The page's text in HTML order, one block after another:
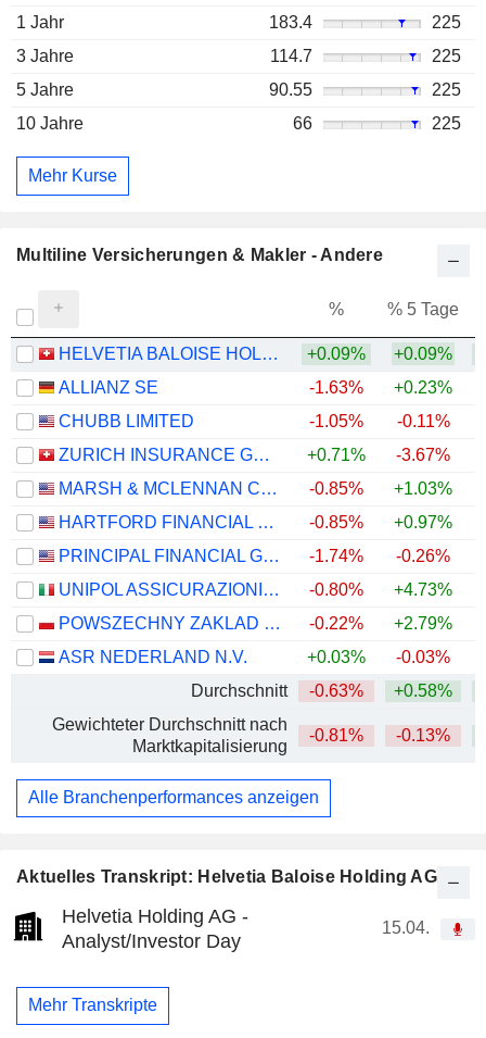
Aktuelles Transkript: Helvetia Baloise Holding AG
Helvetia Holding AG -
Analyst/Investor Day
15.04.
Mehr Transkripte
1 Jahr
183.4
225
3 Jahre
114.7
225
5 Jahre
90.55
225
10 Jahre
66 225
Mehr Kurse
Multiline Versicherungen & Makler - Andere
% % 5 Tage
HELVETIA BALOISE HOLDING AG +0.09% +0.09%
ALLIANZ SE
-1.63% +0.23%
CHUBB LIMITED
-1.05% -0.11%
ZURICH INSURANCE GROUP LTD
+0.71% -3.67%
MARSH & MCLENNAN COMPANIES
-0.85% +1.03%
HARTFORD FINANCIAL SERVICES GROUP (THE), INC.
-0.85% +0.97%
PRINCIPAL FINANCIAL GROUP, INC.
-1.74% -0.26%
UNIPOL ASSICURAZIONI S.P.A.
-0.80% +4.73%
POWSZECHNY ZAKLAD UBEZPIECZE? SPÓLKA AKCYJNA
-0.22% +2.79%
ASR NEDERLAND N.V.
+0.03% -0.03%
Durchschnitt
-0.63% +0.58%
Gewichteter Durchschnitt nach
Marktkapitalisierung
-0.81% -0.13%
Alle Branchenperformances anzeigen